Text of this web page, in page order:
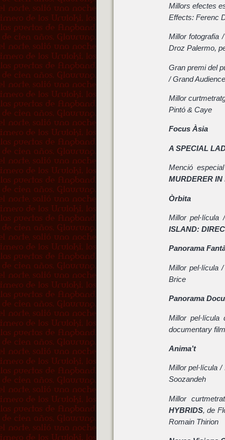
Millors efectes
Effects: Ferenc
Millor fotografia
Droz Palermo,
Gran premi del
/ Grand
Millor
Pintó & Caye
Focus Àsia
A SPECIAL
Menció
MURDERER IN
Òrbita
Millor
ISLAND:
Panorama
Millor pel·lícula
Brice
Panorama
Millor
documentary
Anima’t
Millor pel·lícula
Soozandeh
Millor
HYBRIDS, de
Romain Thirion